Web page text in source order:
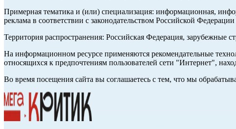
Примерная тематика и (или) специализация: информационная,
реклама в соответствии с законодательством Российской
Территория распространения: Российская Федерация, зарубежные
На информационном ресурсе применяются рекомендательные
относящихся к предпочтениям пользователей сети "Интернет",
Во время посещения сайта вы соглашаетесь с тем, что мы